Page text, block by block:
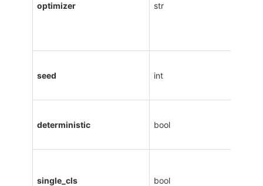
optimizer str
seed int
deterministic bool
single_cls bool